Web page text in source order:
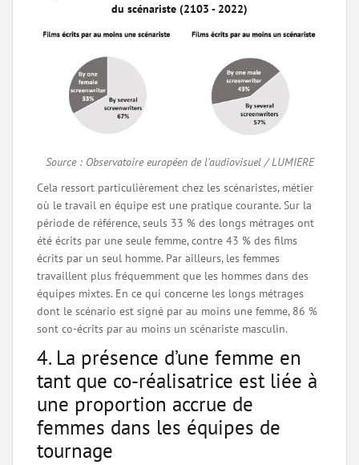
du scénariste (2103 - 2022)
Source : Observatoire européen de l'audiovisuel / LUMIERE
Cela ressort particulièrement chez les scénaristes, métier
où le travail en équipe est une pratique courante. Sur la
période de référence, seuls 33 % des longs métrages ont
été écrits par une seule femme, contre 43 % des films
écrits par un seul homme. Par ailleurs, les femmes
travaillent plus fréquemment que les hommes dans des
équipes mixtes. En ce qui concerne les longs métrages
dont le scénario est signé par au moins une femme, 86 %
sont co-écrits par au moins un scénariste masculin.
4. La présence d’une femme en
tant que co-réalisatrice est liée à
une proportion accrue de
femmes dans les équipes de
tournage